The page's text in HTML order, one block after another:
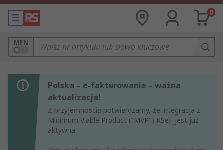
0
MPN
Polska – e-fakturowanie – ważna
aktualizacja!
Z przyjemnością potwierdzamy, że integracja z
Minimum Viable Product ("MVP") KSeF jest już
aktywna.